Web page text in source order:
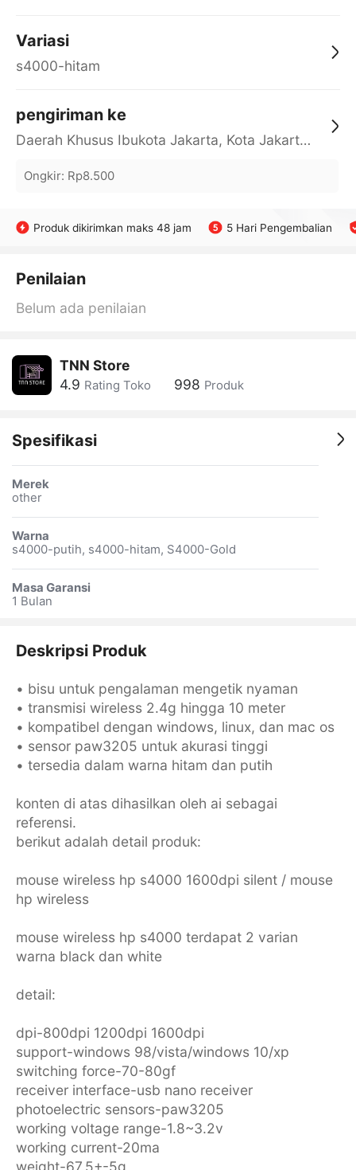
Variasi
s4000-hitam
pengiriman ke
Daerah Khusus Ibukota Jakarta, Kota Jakarta Barat, Cengkareng, yy
Ongkir: Rp8.500
Produk dikirimkan maks 48 jam 5 Hari Pengembalian
Penilaian
Belum ada penilaian
TNN Store
4.9 Rating Toko 998 Produk
Spesifikasi
Merek
other
Warna
s4000-putih, s4000-hitam, S4000-Gold
Masa Garansi
1 Bulan
Deskripsi Produk
• bisu untuk pengalaman mengetik nyaman
• transmisi wireless 2.4g hingga 10 meter
• kompatibel dengan windows, linux, dan mac os
• sensor paw3205 untuk akurasi tinggi
• tersedia dalam warna hitam dan putih
konten di atas dihasilkan oleh ai sebagai
referensi.
berikut adalah detail produk:
mouse wireless hp s4000 1600dpi silent / mouse
hp wireless
mouse wireless hp s4000 terdapat 2 varian
warna black dan white
detail:
dpi-800dpi 1200dpi 1600dpi
support-windows 98/vista/windows 10/xp
switching force-70-80gf
receiver interface-usb nano receiver
photoelectric sensors-paw3205
working voltage range-1.8~3.2v
working current-20ma